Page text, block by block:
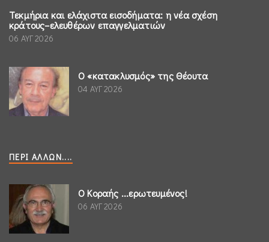
Τεκμήρια και ελάχιστα εισοδήματα: η νέα σχέση
κράτους–ελευθέρων επαγγελματιών
06 ΑΥΓ 2026
Ο «κατακλυσμός» της Θέουτα
04 ΑΥΓ 2026
ΠΕΡΊ ΆΛΛΩΝ....
Ο Κοραής ...ερωτευμένος!
06 ΑΥΓ 2026